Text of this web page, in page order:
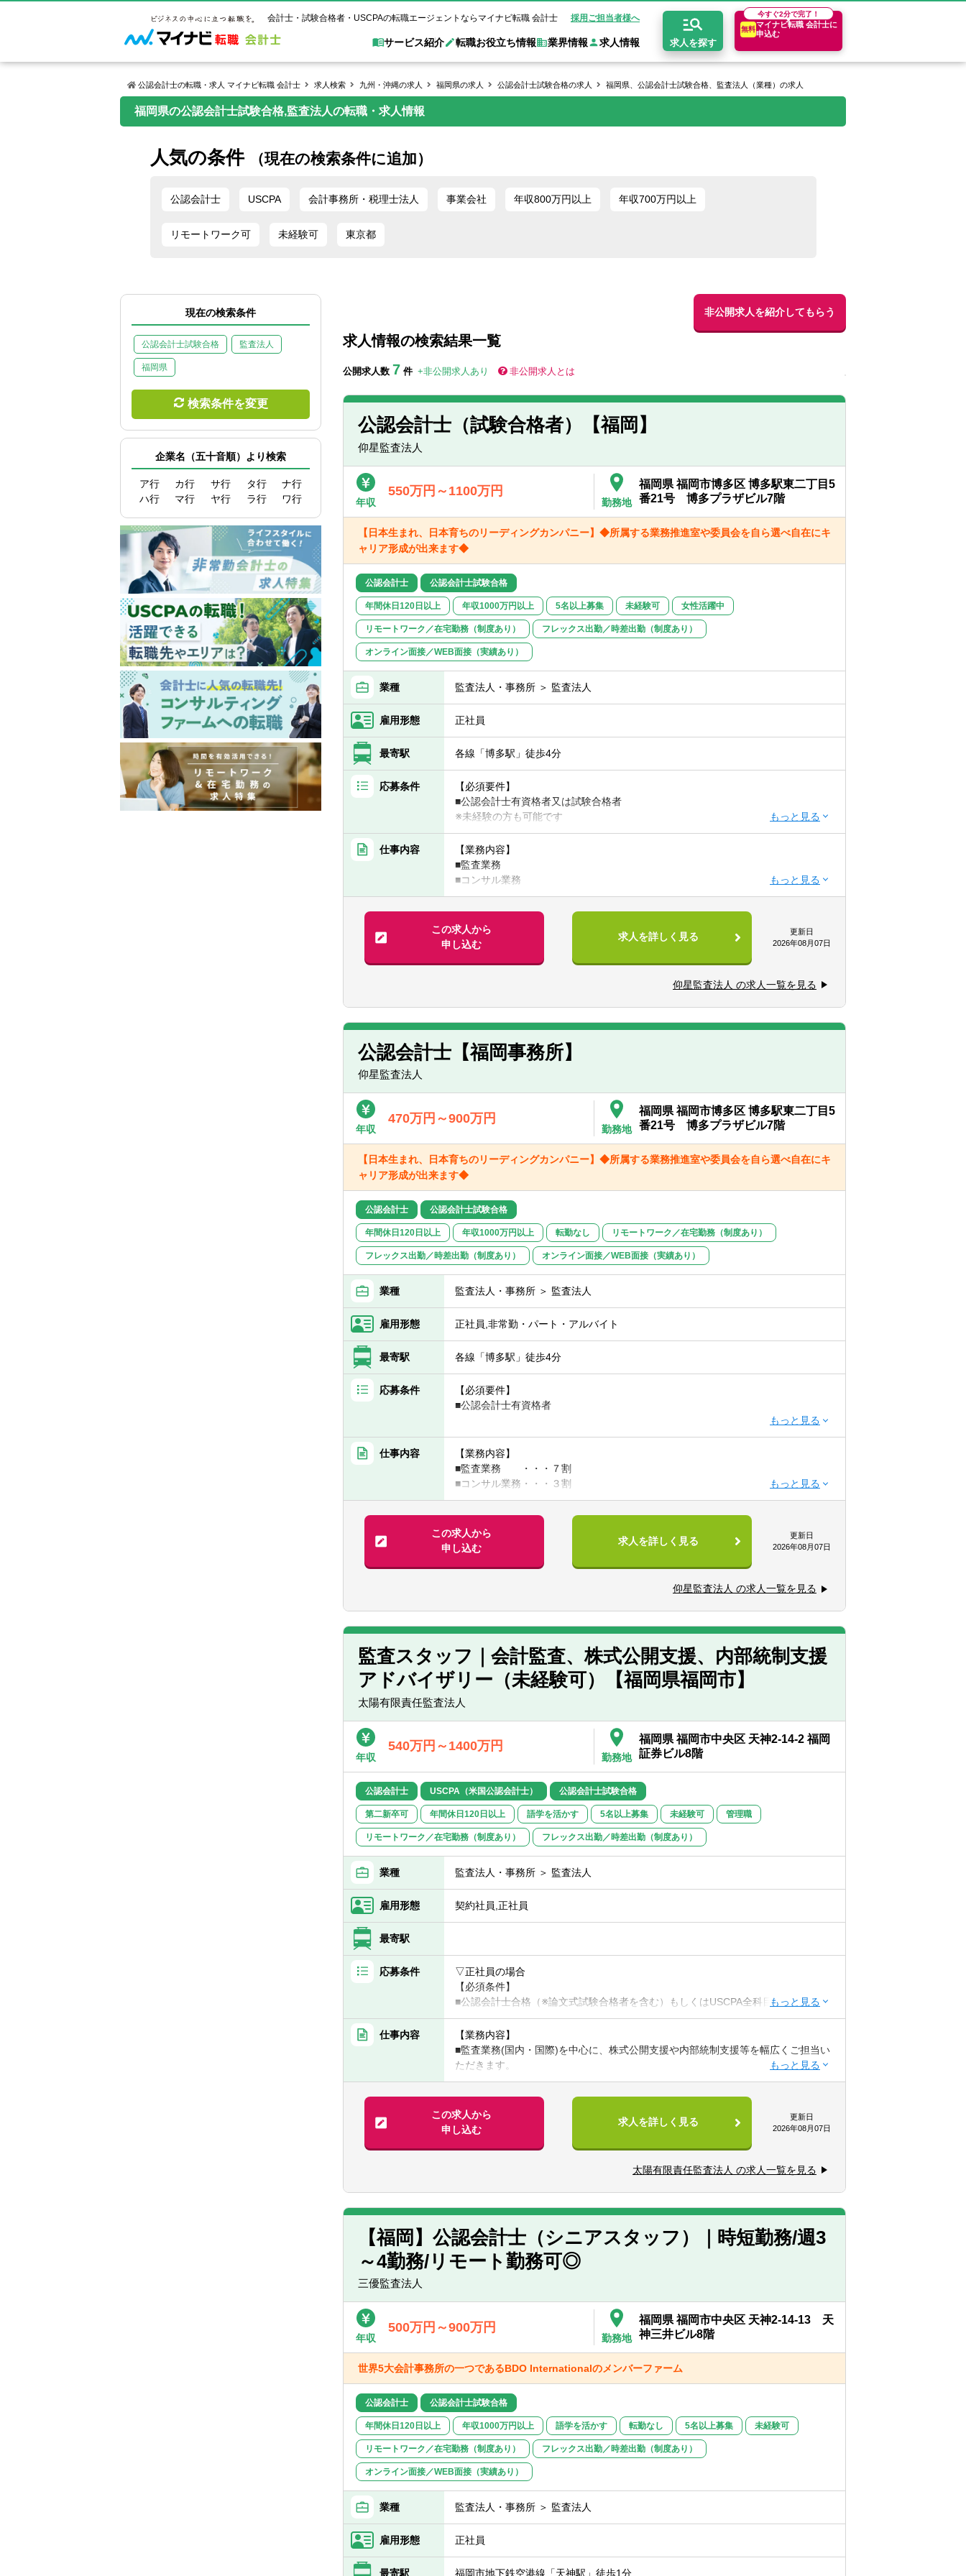
会計士・試験合格者・USCPAの転職エージェントならマイナビ転職 会計士 採用ご担当者様へ
求人を探す
今すぐ2分で完了！
無料
マイナビ転職 会計士に
申込む
サービス紹介
マイナビ転職 会計士とは？
ご利用の流れ 転職成功事例
転職お役立ち情報
年齢別転職ポイント
2回目以降の転職の方へ
女性会計士の転職
未経験分野への転職 WEB面接完全ガイド
業界情報
受験資格・申し込み手順
試験合格後の流れ 監査法人 事業会社
求人情報
公認会計士
USCPA（米国公認会計士）
会計事務所・税理士法人 事業会社
東海
公認会計士の転職・求人 マイナビ転職 会計士 求人検索 九州・沖縄の求人 福岡県の求人 公認会計士試験合格の求人 福岡県、公認会計士試験合格、監査法人（業種）の求人
福岡県の公認会計士試験合格,監査法人の転職・求人情報
人気の条件 （現在の検索条件に追加）
公認会計士 USCPA 会計事務所・税理士法人 事業会社 年収800万円以上 年収700万円以上
リモートワーク可 未経験可 東京都
現在の検索条件
公認会計士試験合格 監査法人
福岡県
検索条件を変更
企業名（五十音順）より検索
ア行 カ行 サ行 タ行
ナ行
ハ行
マ行 ヤ行 ラ行 ワ行
求人情報の検索結果一覧
公開求人数 7 件 +非公開求人あり 非公開求人とは
非公開求人を紹介してもらう
公認会計士（試験合格者）【福岡】
仰星監査法人
年収
550万円～1100万円
勤務地
福岡県 福岡市博多区 博多駅東二丁目5
番21号 博多プラザビル7階
【日本生まれ、日本育ちのリーディングカンパニー】◆所属する業務推進室や委員会を自ら選べ自在にキ
ャリア形成が出来ます◆
公認会計士 公認会計士試験合格
年間休日120日以上 年収1000万円以上 5名以上募集 未経験可 女性活躍中
リモートワーク／在宅勤務（制度あり） フレックス出勤／時差出勤（制度あり）
オンライン面接／WEB面接（実績あり）
業種 監査法人・事務所 ＞ 監査法人
雇用形態 正社員
最寄駅 各線「博多駅」徒歩4分
応募条件
【必須要件】
■公認会計士有資格者又は試験合格者
※未経験の方も可能です
【歓迎条件】
■監査経験3年以上
仕事内容
【業務内容】
■監査業務
■コンサル業務
・IPO支援業務
・IFRS導入支援
・M&A支援業務
・グループ再編支援業務
■売上規模…メインは売上数十億円～数百億円位※上場企業も有
■担当件数…5～6名のチームにて、10社前後を担当します※職位、個々の案件にて件
数は前後します
所属する業務推進室や、委員会を自ら選択する事により自在にキャリア形成が出来
・業務推進室（FAS、国際、IPO、IFRS、PIA、パブリック、MCS、業務開発）
・委員会（品質管理、監査、会計、情報管理、コミュニケーション、広報、リクル
ート、人材開発、アサイン、ネクシア東京）
この求人から
申し込む
求人を詳しく見る
更新日
2026年08月07日
仰星監査法人 の求人一覧を見る
公認会計士【福岡事務所】
仰星監査法人
年収
470万円～900万円
勤務地
福岡県 福岡市博多区 博多駅東二丁目5
番21号 博多プラザビル7階
【日本生まれ、日本育ちのリーディングカンパニー】◆所属する業務推進室や委員会を自ら選べ自在にキ
ャリア形成が出来ます◆
公認会計士 公認会計士試験合格
年間休日120日以上 年収1000万円以上 転勤なし リモートワーク／在宅勤務（制度あり）
フレックス出勤／時差出勤（制度あり） オンライン面接／WEB面接（実績あり）
業種 監査法人・事務所 ＞ 監査法人
雇用形態 正社員,非常勤・パート・アルバイト
最寄駅 各線「博多駅」徒歩4分
応募条件
【必須要件】
■公認会計士有資格者
【歓迎条件】
■監査経験１－3年以上
仕事内容
【業務内容】
■監査業務 ・・・７割
■コンサル業務・・・３割
・IPO支援業務
・IFRS導入支援
・M&A支援業務
・グループ再編支援業務
※金融系は担当しておりません
■売上規模…メインは売上数十億円～数百億円位※上場企業も有
■担当件数…5～6名のチームにて、10社前後を担当します
※職位、個々の案件にて件数は前後します
新規のクライアントにつきましては、お客様からのご紹介やセミナーにて徐々に増
えている状況です。
この求人から
申し込む
求人を詳しく見る
更新日
2026年08月07日
仰星監査法人 の求人一覧を見る
監査スタッフ｜会計監査、株式公開支援、内部統制支援
アドバイザリー（未経験可）【福岡県福岡市】
太陽有限責任監査法人
年収
540万円～1400万円
勤務地
福岡県 福岡市中央区 天神2-14-2 福岡
証券ビル8階
公認会計士 USCPA（米国公認会計士） 公認会計士試験合格
第二新卒可 年間休日120日以上 語学を活かす 5名以上募集 未経験可 管理職
リモートワーク／在宅勤務（制度あり） フレックス出勤／時差出勤（制度あり）
業種 監査法人・事務所 ＞ 監査法人
雇用形態 契約社員,正社員
最寄駅
応募条件
▽正社員の場合
【必須条件】
■公認会計士合格（※論文式試験合格者を含む）もしくはUSCPA全科目合格をされて
いる方。
※監査のご経験や年数によって優遇させていただく場合がございます。
【歓迎要件】
▽契約社員の場合
【必須要件】
■公認会計士（※論文式試験合格者を含む） かつ 3年以上の監査経験
■USCPA全科目合格 かつ 3年以上の監査経験
仕事内容
【業務内容】
■監査業務(国内・国際)を中心に、株式公開支援や内部統制支援等を幅広くご担当い
ただきます。
■部門ごとに案件を細分化していないため、横断的に業務を経験することができま
す。
※監査とアドバイザリー業務の割合については、ご本人の希望を考慮します。
■リファードイン業務：各国グラントソントンの監査クライアント（外資系企業）の
■リファードアウト業務：当法人の監査クライアント（日系企業）の海外子会社の監
査J-SOX業務を各国の海外メンバーファームへ依頼し、親会社監査人としてグルー
プ監査を実施
■海外メンバーファームと連携した、内部監査サポート業務
■銀行、信用金庫、信用組合への会計監査
■証券業への会計監査
▽IPO
■短期調査：現状の会社の課題抽出及び対応策の検討
■アドバイザリーサービス：会社の要望に応じた上場準備のサポート
■監査、上場申請書類レビュー：上場までの監査業務や、上場申請時に必要となる書
類のチェック
▽パブリック
■独立行政法人や国立大学法人に対する会計監査業務、会計及び内部統制アドバイザ
リー業務
■国民から負託された税財源で運営されている公益法人、学校法人、医療法人、社会
■非営利法人に対する会計監査業務、会計及び内部統制、アドバイザリー業務
この求人から
申し込む
求人を詳しく見る
更新日
2026年08月07日
太陽有限責任監査法人 の求人一覧を見る
【福岡】公認会計士（シニアスタッフ）｜時短勤務/週3
～4勤務/リモート勤務可◎
三優監査法人
年収
500万円～900万円
勤務地
福岡県 福岡市中央区 天神2-14-13 天
神三井ビル8階
世界5大会計事務所の一つであるBDO Internationalのメンバーファーム
公認会計士 公認会計士試験合格
年間休日120日以上 年収1000万円以上 語学を活かす 転勤なし 5名以上募集 未経験可
リモートワーク／在宅勤務（制度あり） フレックス出勤／時差出勤（制度あり）
オンライン面接／WEB面接（実績あり）
業種 監査法人・事務所 ＞ 監査法人
雇用形態 正社員
最寄駅 福岡市地下鉄空港線「天神駅」徒歩1分